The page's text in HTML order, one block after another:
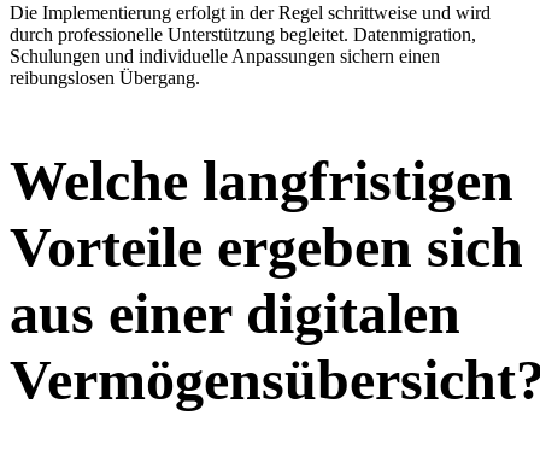
Die Implementierung erfolgt in der Regel schrittweise und wird
durch professionelle Unterstützung begleitet. Datenmigration,
Schulungen und individuelle Anpassungen sichern einen
reibungslosen Übergang.
Welche langfristigen
Vorteile ergeben sich
aus einer digitalen